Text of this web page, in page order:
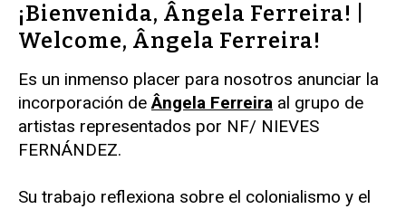
¡Bienvenida, Ângela Ferreira! |
Welcome, Ângela Ferreira!
Es un inmenso placer para nosotros anunciar la
incorporación deÂngela Ferreira al grupo de
artistas representados por NF/ NIEVES
FERNÁNDEZ.
Su trabajo reflexiona sobre el colonialismo y el